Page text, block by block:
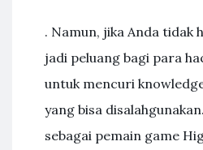
. Namun, jika Anda tidak
jadi peluang bagi para
untuk mencuri
yang bisa
sebagai pemain game